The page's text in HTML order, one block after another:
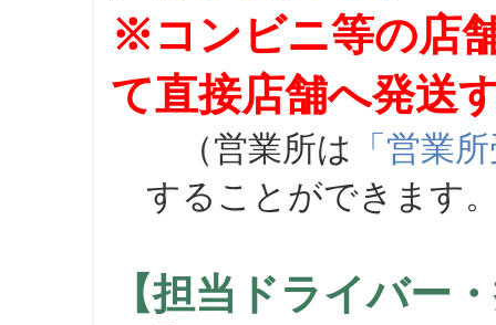
※コンビニ等の店
て直接店舗へ発送
（営業所は 「営業
することができます
【担当ドライバー